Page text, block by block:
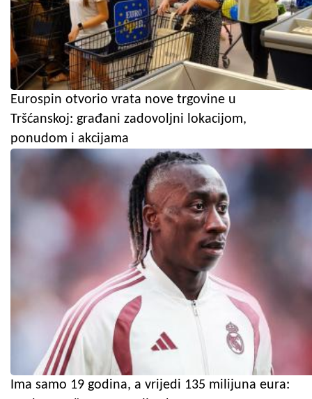
Eurospin otvorio vrata nove trgovine u
Tršćanskoj: građani zadovoljni lokacijom,
ponudom i akcijama
Ima samo 19 godina, a vrijedi 135 milijuna eura: